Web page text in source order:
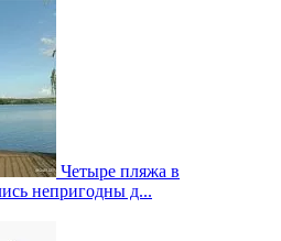
Четыре пляжа в
непригодны д...